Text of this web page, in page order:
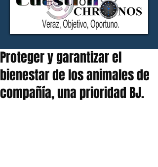
Proteger y garantizar el
bienestar de los animales de
compañía, una prioridad BJ.